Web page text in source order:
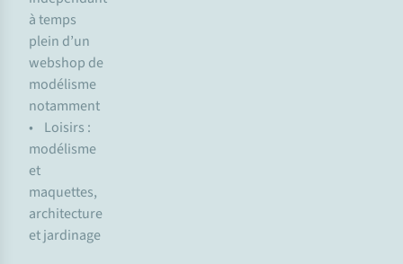
à temps
plein d’un
webshop de
modélisme
notamment
• Loisirs :
modélisme
et
maquettes,
architecture
et jardinage